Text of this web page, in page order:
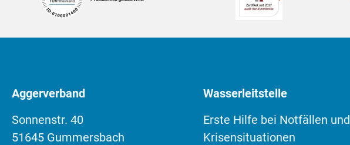
Aggerverband
Sonnenstr. 40
51645 Gummersbach
Wasserleitstelle
Erste Hilfe bei Notfällen und
Krisensituationen